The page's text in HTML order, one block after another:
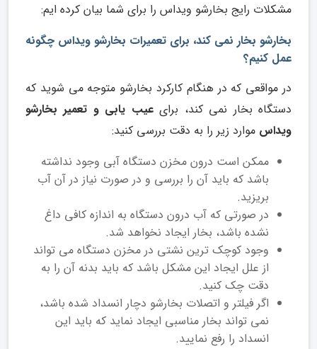
مشکلات رایج بخارشو ویداس را برای شما بیان کرده ایم:
بخارشو بخار نمی کند، برای تعمیرات بخارشو ویداس چگونه
عمل کنیم؟
در مواقعی که در هنگام کارکرد بخارشو متوجه می شوید که
دستگاه بخار نمی کند، برایعیب یابی و تعمیر بخارشو
ویداس موارد زیر را به دقت بررسی کنید:
ممکن است درون مخزن دستگاه آبی وجود نداشته
باشد که باید آن را بررسی و در صورت نیاز در آن آب
بریزید.
در صورتی که آب درون دستگاه به اندازه کافی داغ
نشده باشد، بخار ایجاد نخواهد شد.
وجود کوچک ترین نشتی در مخزن دستگاه می تواند
از علل ایجاد این مشکل باشد که باید بدنه آن را به
دقت چک کنید.
اگر فیلتر و اتصلات بخارشو دچار انسداد شده باشد،
نمی تواند بخار مناسبی ایجاد نماید که باید این
انسداد را رفع نمایید.